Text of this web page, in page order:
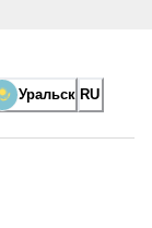
Уральск RU